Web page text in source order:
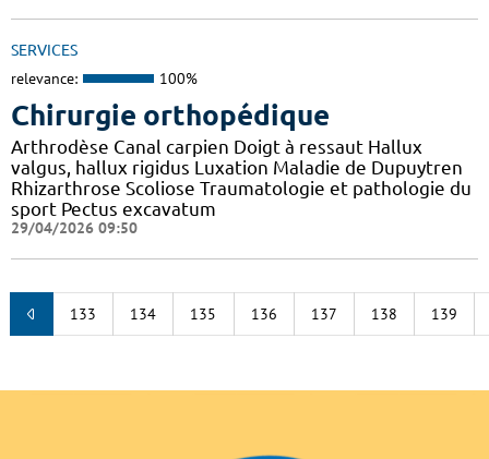
SERVICES
relevance: 100%
Chirurgie orthopédique
Arthrodèse Canal carpien Doigt à ressaut Hallux
valgus, hallux rigidus Luxation Maladie de Dupuytren
Rhizarthrose Scoliose Traumatologie et pathologie du
sport Pectus excavatum
29/04/2026 09:50
133 134 135 136 137 138 139